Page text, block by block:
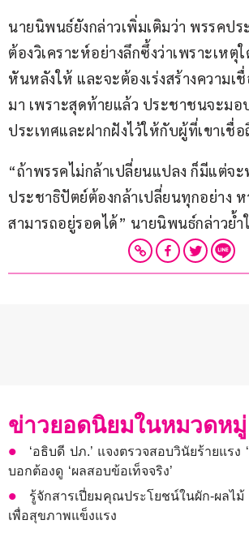
นายนิพนธ์ยังกล่าวเพิ่มเติมว่า พรรคป
ต้องวิเคราะห์อย่างลึกซึ้งว่าเพราะเหตุ
หันหลังให้ และจะต้องเร่งสร้างความ
มา เพราะสุดท้ายแล้ว ประชาชนจะม
ประเทศและฝากฝังไว้ให้กับผู้ที่เขาเชื่
“ถ้าพรรคไม่กล้าเปลี่ยนแปลง ก็มีแต่จ
ประชาธิปัตย์ต้องกล้าเปลี่ยนทุกอย่าง ห
สามารถอยู่รอดได้” นายนิพนธ์กล่าวย้
ข่าวยอดนิยมในหมวดหมู่
‘อธิบดี ปภ.’ แจงตรวจสอบวินัยร้ายแรง
บอกต้องดู ‘ผลสอบข้อเท็จจริง’
รู้จักสารเปี่ยมคุณประโยชน์ในผัก-ผลไ
เพื่อสุขภาพแข็งแรง